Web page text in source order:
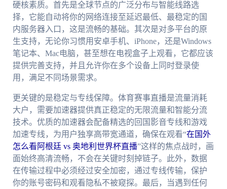
硬核素质。首先是全球节点的广泛分布与智能线路选
择，它能自动将你的网络连接至延迟最低、最稳定的国
内服务器入口，这是流畅的基础。其次是对多平台的原
生支持，无论你习惯用安卓手机、iPhone，还是Windows
笔记本、Mac电脑，甚至想在电视盒子上观看，它都应该
提供完善支持，并且允许你在多个设备上同时登录使
用，满足不同场景需求。
更关键的是稳定与专线保障。体育赛事直播是流量消耗
大户，需要加速器提供真正稳定的无限流量和智能分流
技术。优质的加速器会配备精选的回国影音专线和游戏
加速专线，为用户独享高带宽通道，确保在观看“在国外
怎么看阿根廷 vs 奥地利世界杯直播”这样的焦点战时，画
面始终高清流畅，不会在关键时刻掉链子。此外，数据
在传输过程中必须经过安全加密，通过专线传输，保护
你的账号密码和观看隐私不被窥探。最后，当遇到任何